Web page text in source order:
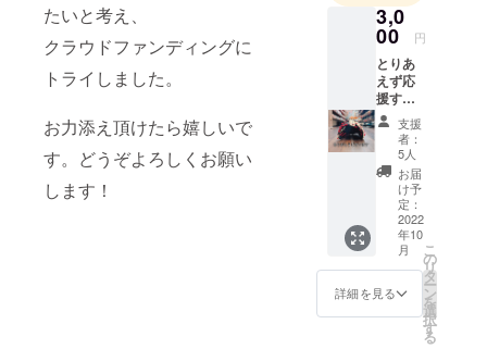
たいと考え、
クラウドファンディングに
トライしました。
お力添え頂けたら嬉しいで
す。どうぞよろしくお願い
します！
3,0
00 円
とりあ
えず応
援す
る！と
思って
下さる
方に！
thank
youレ
ターを
お送り
しま
す。 こ
ちらの
リター
ンには
支援
者：
5人
お届
け予
定：
2022
年10
月
詳細を見る
こ
の
リ
タ
ー
ン
を
選
択
す
る